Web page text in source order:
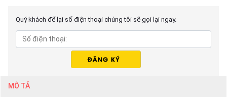
Quý khách để lại số điện thoại chúng tôi sẽ gọi lại ngay.
MÔ TẢ